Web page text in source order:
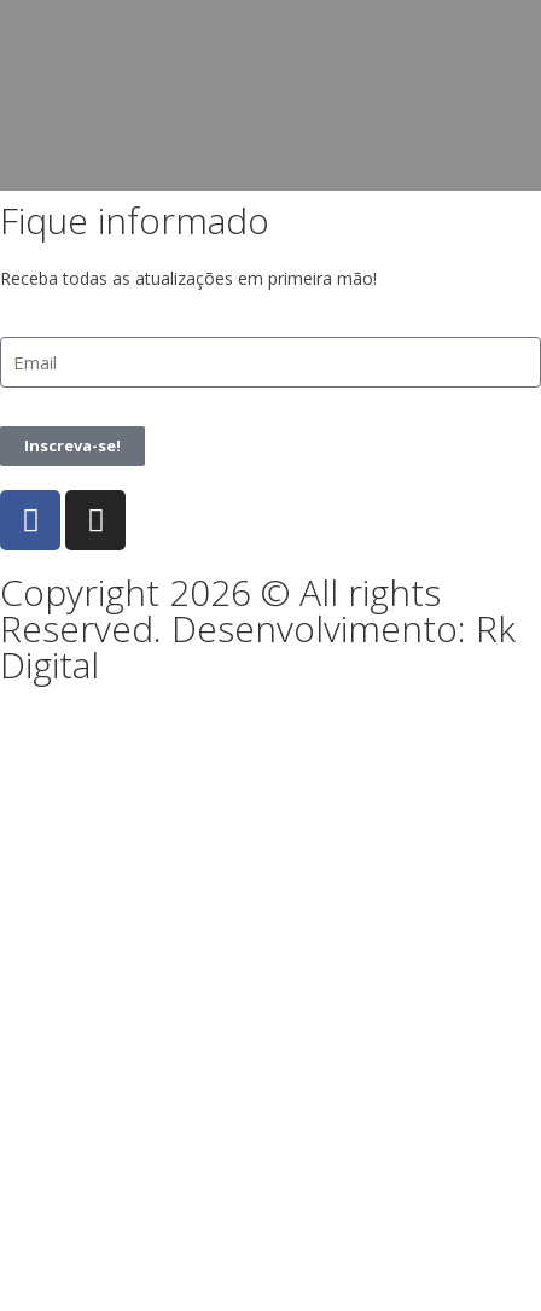
Fique informado
Receba todas as atualizações em primeira mão!
Inscreva-se!
Copyright 2026 © All rights
Reserved. Desenvolvimento: Rk
Digital